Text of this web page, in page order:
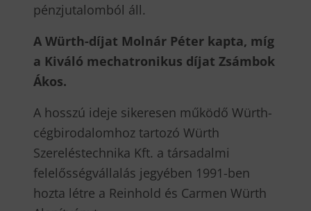
pénzjutalomból áll.
A Würth-díjat Molnár Péter kapta, míg
a Kiváló mechatronikus díjat Zsámbok
Ákos.
A hosszú ideje sikeresen működő Würth-
cégbirodalomhoz tartozó Würth
Szereléstechnika Kft. a társadalmi
felelősségvállalás jegyében 1991-ben
hozta létre a Reinhold és Carmen Würth